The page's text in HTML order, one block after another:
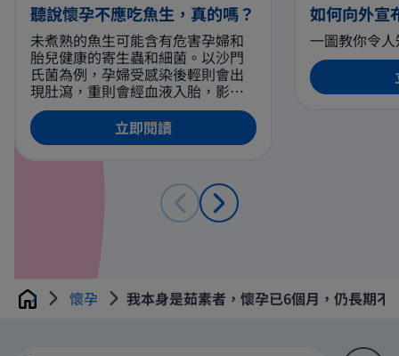
聽說懷孕不應吃魚生，真的嗎？
未煮熟的魚生可能含有危害孕婦和
胎兒健康的寄生蟲和細菌。以沙門
氏菌為例，孕婦受感染後輕則會出
現肚瀉，重則會經血液入胎，影響
腹中胎兒的健康。因此，建議孕婦
避免食用魚生刺身，如光顧壽司
店，請選擇完全熟透的壽司食材。
立即閱讀
如何向外宣
一圖教你令
Home 懷孕 我本身是茹素者，懷孕已6個月，仍長期不